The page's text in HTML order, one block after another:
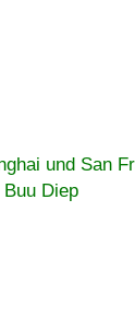
und San
Diep